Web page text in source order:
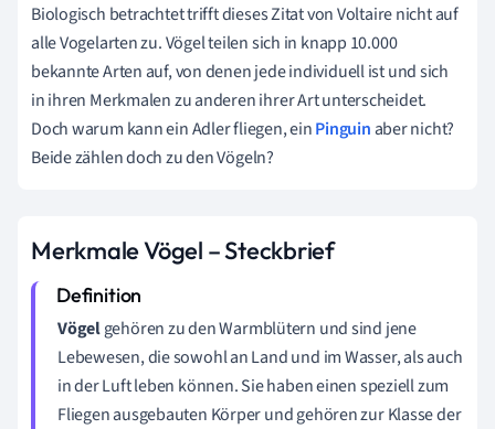
Biologisch betrachtet trifft dieses Zitat von Voltaire nicht auf
alle Vogelarten zu. Vögel teilen sich in knapp 10.000
bekannte Arten auf, von denen jede individuell ist und sich
in ihren Merkmalen zu anderen ihrer Art unterscheidet.
Doch warum kann ein Adler fliegen, einPinguin aber nicht?
Beide zählen doch zu den Vögeln?
Merkmale Vögel – Steckbrief
Vögelgehören zu den Warmblütern und sind jene
Lebewesen, die sowohl an Land und im Wasser, als auch
in der Luft leben können. Sie haben einen speziell zum
Fliegen ausgebauten Körper und gehören zur Klasse der